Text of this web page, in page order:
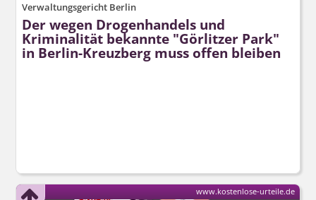
Verwaltungsgericht Berlin
Der wegen Drogenhandels und
Kriminalität bekannte "Görlitzer Park"
in Berlin-Kreuzberg muss offen bleiben
www.kostenlose-urteile.de